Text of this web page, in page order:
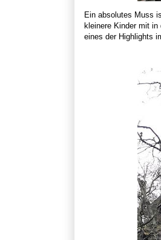
Ein absolutes Muss
kleinere Kinder mit
eines der Highlights